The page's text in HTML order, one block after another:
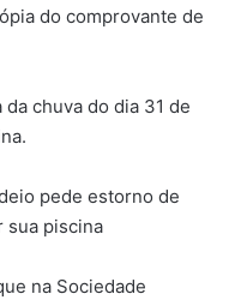
do comprovante de
chuva do dia 31 de
na Sociedade